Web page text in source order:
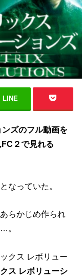
LINE
ズのフル動画を
２で見れる
なっていた。
らかじめ作られ
。
クス レボリュー
ス レボリューシ